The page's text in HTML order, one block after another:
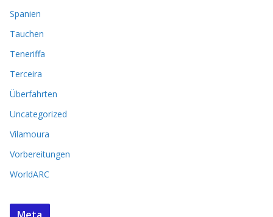
Spanien
Tauchen
Teneriffa
Terceira
Überfahrten
Uncategorized
Vilamoura
Vorbereitungen
WorldARC
Meta